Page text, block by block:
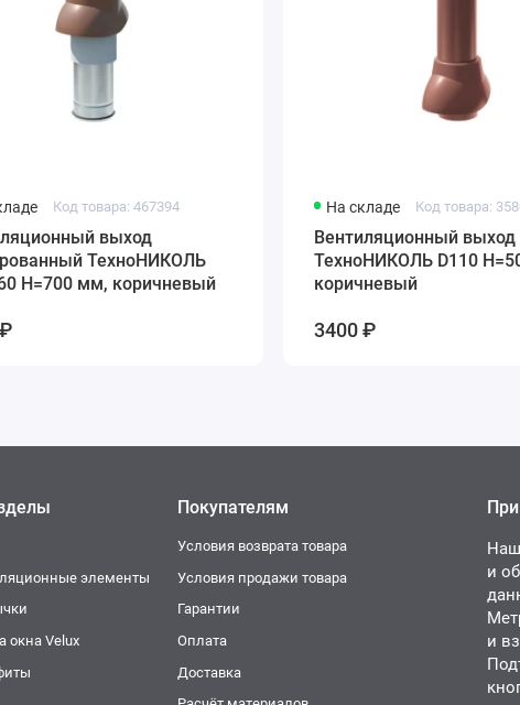
Код товара: 467394
выход
ТехноНИКОЛЬ
H=700 мм, коричневый
На складе Код товара:
Вентиляционный выход
ТехноНИКОЛЬ D110
коричневый
3400 ₽
элементы
Velux
Покупателям
Условия возврата товара
Условия продажи товара
Гарантии
Оплата
Доставка
и
и